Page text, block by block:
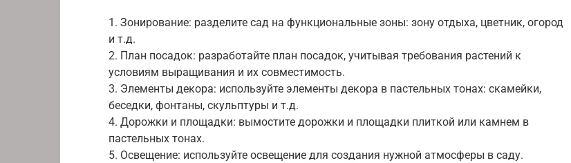
1. Зонирование: разделите сад на функциональные зоны: зону отдыха, цветник, огород
и т.д.
2. План посадок: разработайте план посадок, учитывая требования растений к
условиям выращивания и их совместимость.
3. Элементы декора: используйте элементы декора в пастельных тонах: скамейки,
беседки, фонтаны, скульптуры и т.д.
4. Дорожки и площадки: вымостите дорожки и площадки плиткой или камнем в
пастельных тонах.
5. Освещение: используйте освещение для создания нужной атмосферы в саду.